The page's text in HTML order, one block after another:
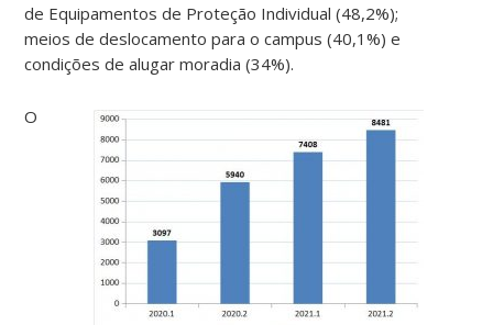
de Equipamentos de Proteção Individual (48,2%);
meios de deslocamento para o campus (40,1%) e
condições de alugar moradia (34%).
O